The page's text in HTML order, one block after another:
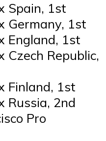
Spain, 1st
Germany, 1st
England, 1st
Czech Republic,
Finland, 1st
Russia, 2nd
Pro